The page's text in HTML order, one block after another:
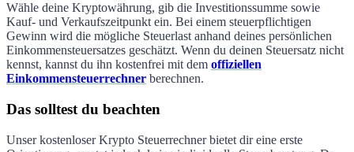
Wähle deine Kryptowährung, gib die Investitionssumme sowie
Kauf- und Verkaufszeitpunkt ein. Bei einem steuerpflichtigen
Gewinn wird die mögliche Steuerlast anhand deines persönlichen
Einkommensteuersatzes geschätzt. Wenn du deinen Steuersatz nicht
kennst, kannst du ihn kostenfrei mit dem offiziellen
Einkommensteuerrechner berechnen.
Das solltest du beachten
Unser kostenloser Krypto Steuerrechner bietet dir eine erste